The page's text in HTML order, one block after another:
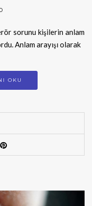
sorunu kişilerin anlam
Anlam arayışı olarak
OKU